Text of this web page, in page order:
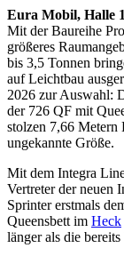
Eura Mobil, Halle
Mit der Baureihe
größeres
bis 3,5 Tonnen
auf Leichtbau
2026 zur Auswahl:
der 726 QF mit
stolzen 7,66 Metern
ungekannte Größe.
Mit dem Integra
Vertreter der neuen
Sprinter erstmals
Queensbett im Heck
länger als die